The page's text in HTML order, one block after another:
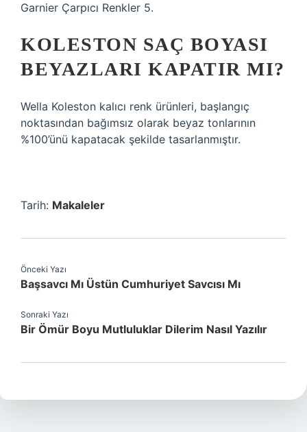
Garnier Çarpıcı Renkler 5.
KOLESTON SAÇ BOYASI
BEYAZLARI KAPATIR MI?
Wella Koleston kalıcı renk ürünleri, başlangıç ​​
noktasından bağımsız olarak beyaz tonlarının
%100’ünü kapatacak şekilde tasarlanmıştır.
Tarih: Makaleler
Önceki Yazı
Başsavcı Mı Üstün Cumhuriyet Savcısı Mı
Sonraki Yazı
Bir Ömür Boyu Mutluluklar Dilerim Nasıl Yazılır